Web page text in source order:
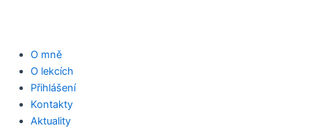
O mně
O lekcích
Přihlášení
Kontakty
Aktuality